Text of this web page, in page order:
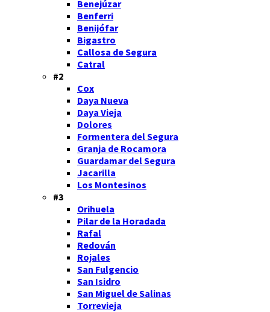
Benejúzar
Benferri
Benijófar
Bigastro
Callosa de Segura
Catral
#2
Cox
Daya Nueva
Daya Vieja
Dolores
Formentera del Segura
Granja de Rocamora
Guardamar del Segura
Jacarilla
Los Montesinos
#3
Orihuela
Pilar de la Horadada
Rafal
Redován
Rojales
San Fulgencio
San Isidro
San Miguel de Salinas
Torrevieja